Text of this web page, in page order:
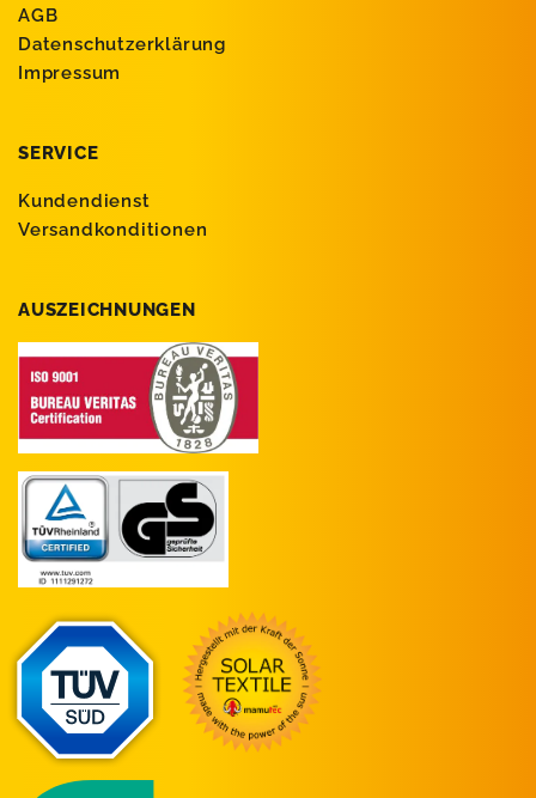
AGB
Datenschutzerklärung
Impressum
SERVICE
Kundendienst
Versandkonditionen
AUSZEICHNUNGEN